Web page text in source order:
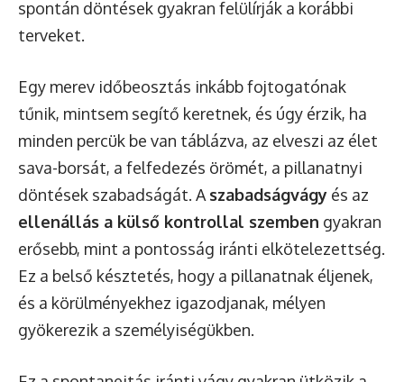
spontán döntések gyakran felülírják a korábbi
terveket.
Egy merev időbeosztás inkább fojtogatónak
tűnik, mintsem segítő keretnek, és úgy érzik, ha
minden percük be van táblázva, az elveszi az élet
sava-borsát, a felfedezés örömét, a pillanatnyi
döntések szabadságát. A szabadságvágy és az
ellenállás a külső kontrollal szemben gyakran
erősebb, mint a pontosság iránti elkötelezettség.
Ez a belső késztetés, hogy a pillanatnak éljenek,
és a körülményekhez igazodjanak, mélyen
gyökerezik a személyiségükben.